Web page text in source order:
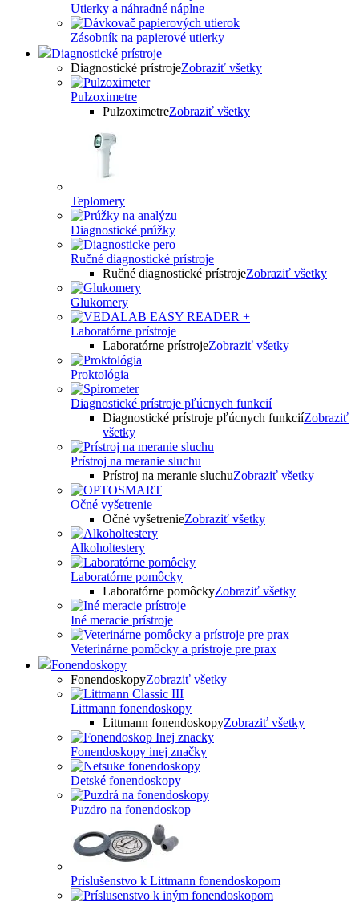
Utierky a náhradné náplne
Zásobník na papierové utierky
Diagnostické prístroje
Diagnostické prístrojeZobraziť všetky
Pulzoximetre
PulzoximetreZobraziť všetky
Teplomery
Diagnostické prúžky
Ručné diagnostické prístroje
Ručné diagnostické prístrojeZobraziť všetky
Glukomery
Laboratórne prístroje
Laboratórne prístrojeZobraziť všetky
Proktológia
Diagnostické prístroje pľúcnych funkcií
Diagnostické prístroje pľúcnych funkciíZobraziť
všetky
Prístroj na meranie sluchu
Prístroj na meranie sluchuZobraziť všetky
Očné vyšetrenie
Očné vyšetrenieZobraziť všetky
Alkoholtestery
Laboratórne pomôcky
Laboratórne pomôckyZobraziť všetky
Iné meracie prístroje
Veterinárne pomôcky a prístroje pre prax
Fonendoskopy
FonendoskopyZobraziť všetky
Littmann fonendoskopy
Littmann fonendoskopyZobraziť všetky
Fonendoskopy inej značky
Detské fonendoskopy
Puzdro na fonendoskop
Príslušenstvo k Littmann fonendoskopom